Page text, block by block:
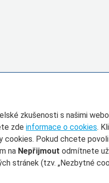
zkušenosti s našimi
zde informace o cookies.
cookies. Pokud chcete
na Nepřijmout odmítnete
stránek (tzv. „Nezbytné